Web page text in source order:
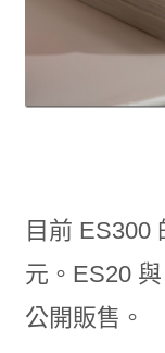
目前 ES300
元。ES20
公開販售。